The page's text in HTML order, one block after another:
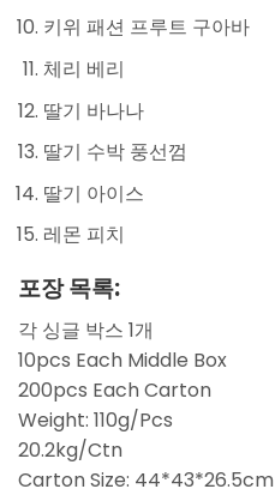
키위 패션 프루트 구아바
체리 베리
딸기 바나나
딸기 수박 풍선껌
딸기 아이스
레몬 피치
포장 목록:
각 싱글 박스 1개
10pcs Each Middle Box
200pcs Each Carton
Weight: 110g/Pcs
20.2kg/Ctn
Carton Size: 44*43*26.5cm